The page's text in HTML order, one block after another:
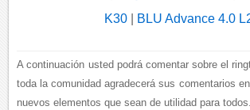
K30| BLU Advance 4.0
A continuación usted podrá comentar sobre el
toda la comunidad agradecerá sus comentarios
nuevos elementos que sean de utilidad para